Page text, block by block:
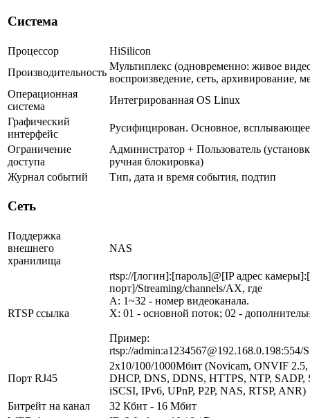
Система
Процессор
HiSilicon
Производительность
Мультиплекс (одновременно: живое
воспроизведение, сеть, архивирование,
Операционная
система
Интегрированная OS Linux
Графический
интерфейс
Русифицирован. Основное,
Ограничение
доступа
Администратор + Пользователь
ручная блокировка)
Журнал событий
Тип, дата и время события, подтип
Сеть
Поддержка
внешнего
хранилища
NAS
RTSP ссылка
rtsp://[логин]:[пароль]@[IP адрес
порт]/Streaming/channels/AX, где
A: 1~32 - номер видеоканала.
X: 01 - основной поток; 02 -
Пример:
rtsp://admin:a1234567@192.168.0.198:554/
Порт RJ45
2х10/100/1000Мбит (Novicam, ONVIF 2.5,
DHCP, DNS, DDNS, HTTPS, NTP, SADP,
iSCSI, IPv6, UPnP, P2P, NAS, RTSP, ANR)
Битрейт на канал
32 Кбит - 16 Мбит